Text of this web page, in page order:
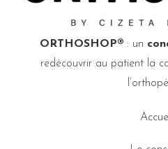
ORTHOSHOP® : un
redécouvrir au patient la